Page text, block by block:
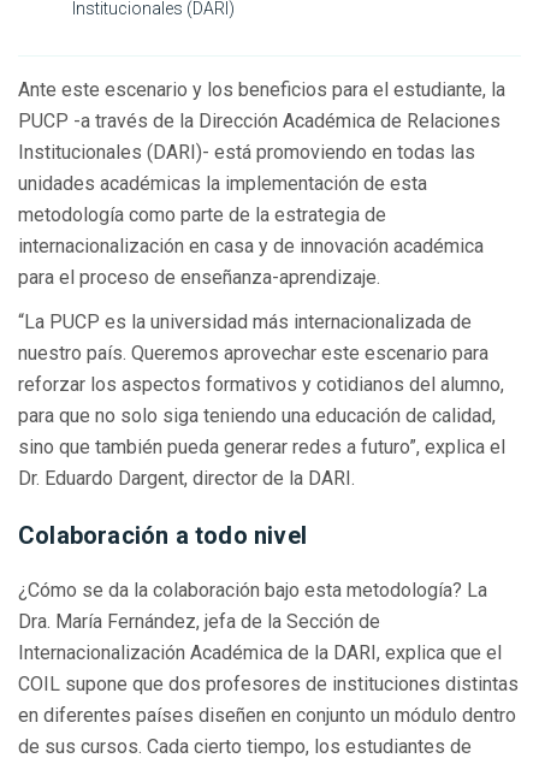
Institucionales (DARI)
Ante este escenario y los beneficios para el estudiante, la
PUCP -a través de la Dirección Académica de Relaciones
Institucionales (DARI)- está promoviendo en todas las
unidades académicas la implementación de esta
metodología como parte de la estrategia de
internacionalización en casa y de innovación académica
para el proceso de enseñanza-aprendizaje.
“La PUCP es la universidad más internacionalizada de
nuestro país. Queremos aprovechar este escenario para
reforzar los aspectos formativos y cotidianos del alumno,
para que no solo siga teniendo una educación de calidad,
sino que también pueda generar redes a futuro”, explica el
Dr. Eduardo Dargent, director de la DARI.
Colaboración a todo nivel
¿Cómo se da la colaboración bajo esta metodología? La
Dra. María Fernández, jefa de la Sección de
Internacionalización Académica de la DARI, explica que el
COIL supone que dos profesores de instituciones distintas
en diferentes países diseñen en conjunto un módulo dentro
de sus cursos. Cada cierto tiempo, los estudiantes de